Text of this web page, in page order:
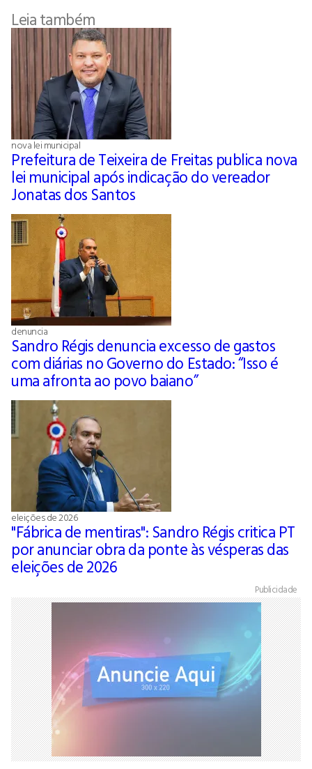
Leia também
nova lei municipal
Prefeitura de Teixeira de Freitas publica nova
lei municipal após indicação do vereador
Jonatas dos Santos
denuncia
Sandro Régis denuncia excesso de gastos
com diárias no Governo do Estado: “Isso é
uma afronta ao povo baiano”
eleições de 2026
"Fábrica de mentiras": Sandro Régis critica PT
por anunciar obra da ponte às vésperas das
eleições de 2026
Publicidade